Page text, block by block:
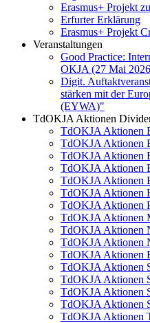
Erasmus+ Projekt
Erfurter Erklärung
Erasmus+ Projekt
Veranstaltungen
Good Practice:
OKJA (27 Mai
Digit.
stärken mit der
(EYWA)"
TdOKJA Aktionen
TdOKJA Aktionen
TdOKJA Aktionen
TdOKJA Aktionen
TdOKJA Aktionen
TdOKJA Aktionen
TdOKJA Aktionen
TdOKJA Aktionen
TdOKJA Aktionen
TdOKJA Aktionen
TdOKJA Aktionen
TdOKJA Aktionen
TdOKJA Aktionen
TdOKJA Aktionen
TdOKJA Aktionen
TdOKJA Aktionen
TdOKJA Aktionen